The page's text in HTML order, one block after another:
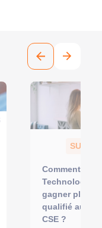
Comment
Technology
gagner plus
qualifié aux
CSE ?